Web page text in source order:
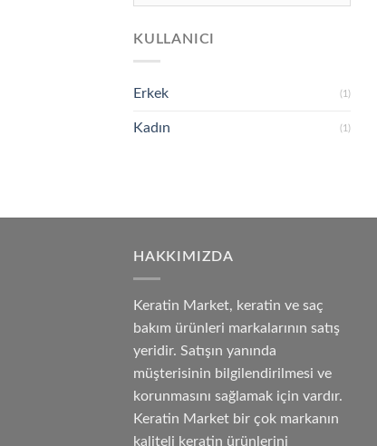
KULLANICI
Erkek (1)
Kadın (1)
HAKKIMIZDA
Keratin Market, keratin ve saç
bakım ürünleri markalarının satış
yeridir. Satışın yanında
müşterisinin bilgilendirilmesi ve
korunmasını sağlamak için vardır.
Keratin Market bir çok markanın
kaliteli keratin ürünlerini